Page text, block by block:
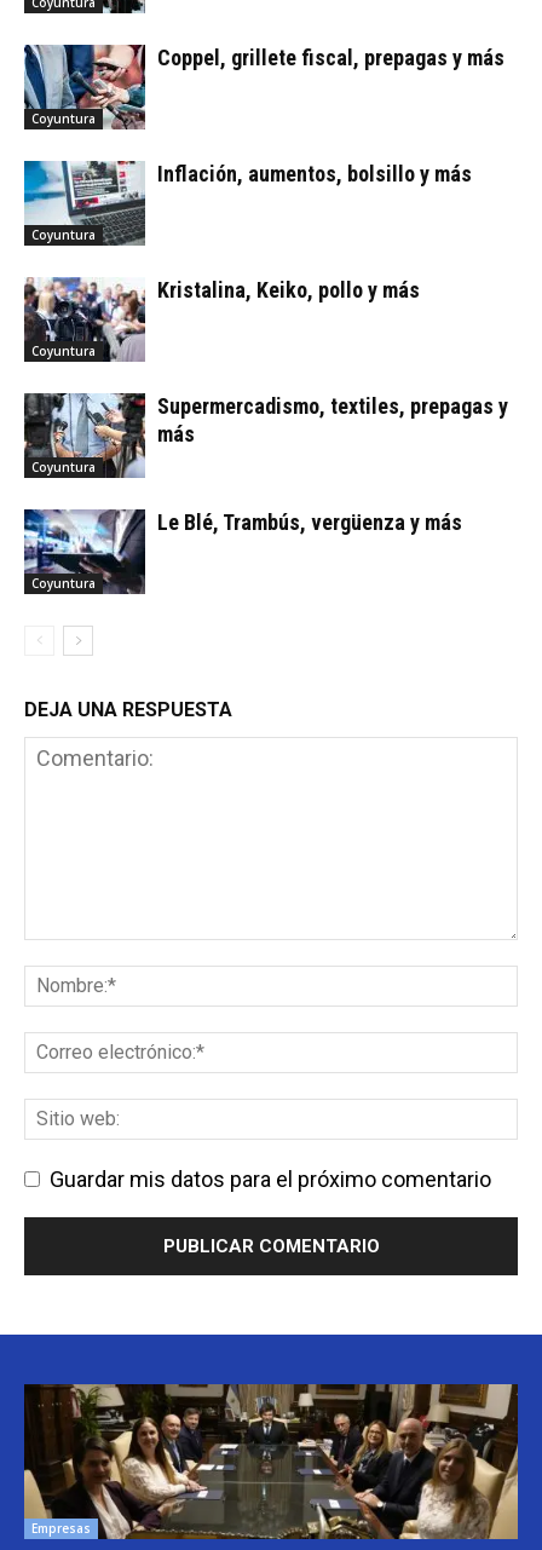
Coyuntura
Coppel, grillete fiscal, prepagas y más
Coyuntura
Inflación, aumentos, bolsillo y más
Coyuntura
Kristalina, Keiko, pollo y más
Coyuntura
Supermercadismo, textiles, prepagas y
más
Coyuntura
Le Blé, Trambús, vergüenza y más
DEJA UNA RESPUESTA
Guardar mis datos para el próximo comentario
Empresas